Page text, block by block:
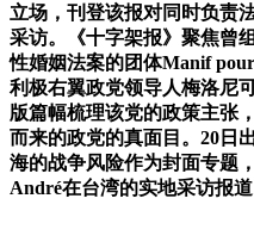
立场，刊登该报对同时负责
采访。《十字架报》聚焦曾
性婚姻法案的团体Manif
利极右翼政党领导人梅洛尼
版篇幅梳理该党的政策主张
而来的政党的真面目。20日
海的战争风险作为封面专题
André在台湾的实地采访报